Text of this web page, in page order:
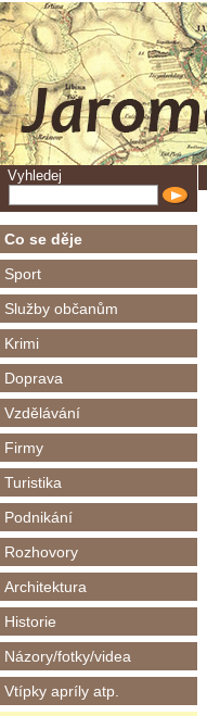
Vyhledej
Co se děje
Sport
Služby občanům
Krimi
Doprava
Vzdělávání
Firmy
Turistika
Podnikání
Rozhovory
Architektura
Historie
Názory/fotky/videa
Vtípky apríly atp.